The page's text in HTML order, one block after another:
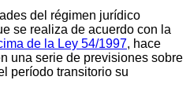
del régimen jurídico
se realiza de acuerdo con la
de la Ley 54/1997, hace
una serie de previsiones sobre
período transitorio su